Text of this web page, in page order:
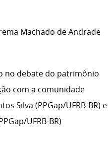
Machado de Andrade
no debate do patrimônio
com a comunidade
Silva (PPGap/UFRB-BR) e
UFRB-BR)